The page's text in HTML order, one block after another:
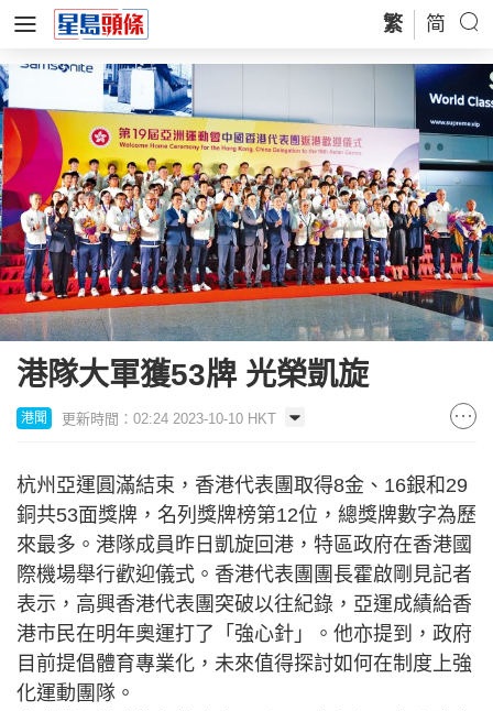
繁 简
港隊大軍獲53牌 光榮凱旋
港聞 更新時間：02:24 2023-10-10 HKT
杭州亞運圓滿結束，香港代表團取得8金、16銀和29
銅共53面獎牌，名列獎牌榜第12位，總獎牌數字為歷
來最多。港隊成員昨日凱旋回港，特區政府在香港國
際機場舉行歡迎儀式。香港代表團團長霍啟剛見記者
表示，高興香港代表團突破以往紀錄，亞運成績給香
港市民在明年奧運打了「強心針」。他亦提到，政府
目前提倡體育專業化，未來值得探討如何在制度上強
化運動團隊。